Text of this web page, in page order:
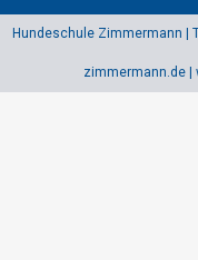
Hundeschule Zimmermann |
zimmermann.de |